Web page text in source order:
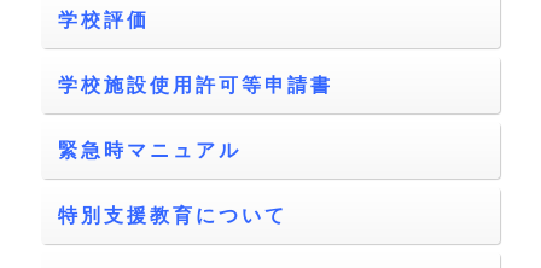
学校評価
学校施設使用許可等申請書
緊急時マニュアル
特別支援教育について